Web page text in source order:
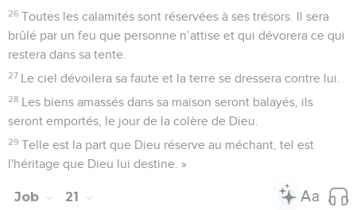
26 Toutes les calamités sont réservées à ses trésors. Il sera
brûlé par un feu que personne n’attise et qui dévorera ce qui
restera dans sa tente.
27 Le ciel dévoilera sa faute et la terre se dressera contre lui.
28 Les biens amassés dans sa maison seront balayés, ils
seront emportés, le jour de la colère de Dieu.
29 Telle est la part que Dieu réserve au méchant, tel est
l'héritage que Dieu lui destine. »
Job 21